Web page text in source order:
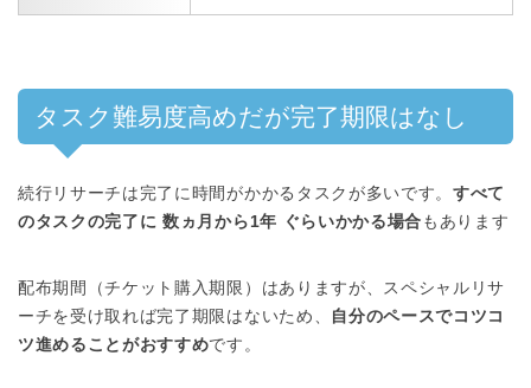
タスク難易度高めだが完了期限はなし
続行リサーチは完了に時間がかかるタスクが多いです。 すべて
のタスクの完了に 数ヵ月から1年 ぐらいかかる場合 もあります
配布期間（チケット購入期限）はありますが、スペシャルリサ
ーチを受け取れば完了期限はないため、
自分のペースでコツコ
ツ進めることがおすすめです。